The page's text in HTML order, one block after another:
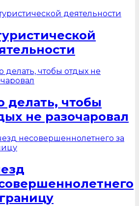
делать, чтобы
не разочаровал